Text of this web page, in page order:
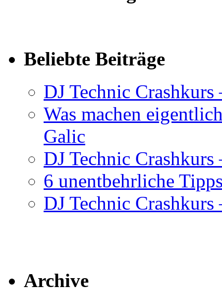
Beliebte Beiträge
DJ Technic
Was machen
Galic
DJ Technic
6 unentbehrliche
DJ Technic
Archive